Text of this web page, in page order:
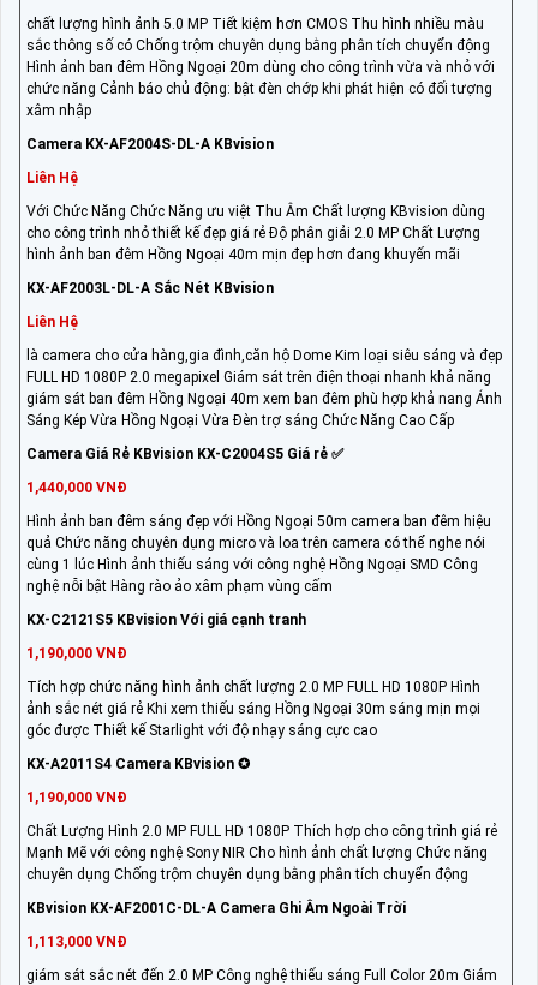
chất lượng hình ảnh 5.0 MP Tiết kiệm hơn CMOS Thu hình nhiều màu
sắc thông số có Chống trộm chuyên dụng bằng phân tích chuyển động
Hình ảnh ban đêm Hồng Ngoại 20m dùng cho công trình vừa và nhỏ với
chức năng Cảnh báo chủ động: bật đèn chớp khi phát hiện có đối tượng
xâm nhập
Camera KX-AF2004S-DL-A KBvision
Liên Hệ
Với Chức Năng Chức Năng ưu việt Thu Âm Chất lượng KBvision dùng
cho công trình nhỏ thiết kế đẹp giá rẻ Độ phân giải 2.0 MP Chất Lượng
hình ảnh ban đêm Hồng Ngoại 40m mịn đẹp hơn đang khuyến mãi
KX-AF2003L-DL-A Sắc Nét KBvision
Liên Hệ
là camera cho cửa hàng,gia đình,căn hộ Dome Kim loại siêu sáng và đẹp
FULL HD 1080P 2.0 megapixel Giám sát trên điện thoại nhanh khả năng
giám sát ban đêm Hồng Ngoại 40m xem ban đêm phù hợp khả nang Ánh
Sáng Kép Vừa Hồng Ngoại Vừa Đèn trợ sáng Chức Năng Cao Cấp
Camera Giá Rẻ KBvision KX-C2004S5 Giá rẻ ✅
1,440,000 VNĐ
Hình ảnh ban đêm sáng đẹp với Hồng Ngoại 50m camera ban đêm hiệu
quả Chức năng chuyên dụng micro và loa trên camera có thể nghe nói
cùng 1 lúc Hình ảnh thiếu sáng với công nghệ Hồng Ngoại SMD Công
nghệ nỗi bật Hàng rào ảo xâm phạm vùng cấm
KX-C2121S5 KBvision Với giá cạnh tranh
1,190,000 VNĐ
Tích hợp chức năng hình ảnh chất lượng 2.0 MP FULL HD 1080P Hình
ảnh sắc nét giá rẻ Khi xem thiếu sáng Hồng Ngoại 30m sáng mịn mọi
góc được Thiết kế Starlight với độ nhạy sáng cực cao
KX-A2011S4 Camera KBvision ✪
1,190,000 VNĐ
Chất Lượng Hình 2.0 MP FULL HD 1080P Thích hợp cho công trình giá rẻ
Mạnh Mẽ với công nghệ Sony NIR Cho hình ảnh chất lượng Chức năng
chuyên dụng Chống trộm chuyên dụng bằng phân tích chuyển động
KBvision KX-AF2001C-DL-A Camera Ghi Âm Ngoài Trời
1,113,000 VNĐ
giám sát sắc nét đến 2.0 MP Công nghệ thiếu sáng Full Color 20m Giám